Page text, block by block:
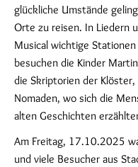
glückliche Umstände
Orte zu reisen. In Liedern
Musical wichtige
besuchen die Kinder
die Skriptorien der
Nomaden, wo sich die
alten Geschichten
Am Freitag, 17.10.2025
und viele Besucher aus